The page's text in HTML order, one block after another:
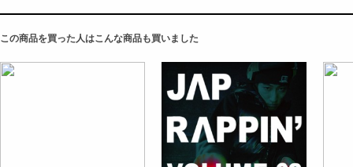
この商品を買った人はこんな商品も買いました